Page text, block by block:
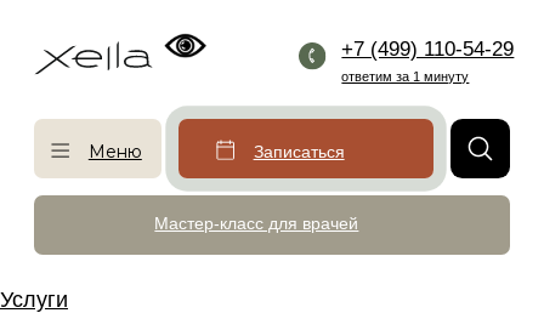
Мастер-класс для врачей
Записаться
ответим за 1 минуту
Услуги